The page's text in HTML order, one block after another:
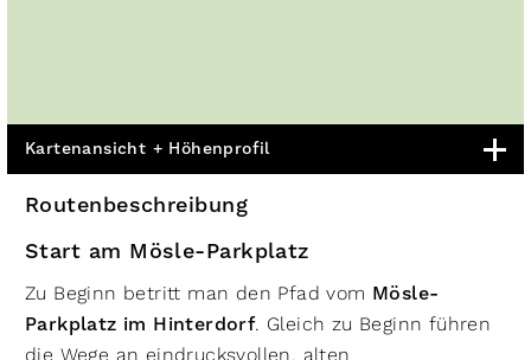
Kartenansicht + Höhenprofil
Routenbeschreibung
Start am Mösle-Parkplatz
Zu Beginn betritt man den Pfad vom Mösle-
Parkplatz im Hinterdorf. Gleich zu Beginn führen
die Wege an eindrucksvollen, alten